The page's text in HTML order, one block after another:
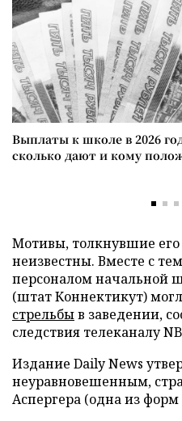
Выплаты к школе в 2026
сколько дают и кому
Мотивы, толкнувшие
неизвестны. Вместе с
персоналом начальной
(штат Коннектикут)
стрельбыв заведении,
следствия телеканалу
Издание Daily News
неуравновешенным,
Аспергера (одна из форм